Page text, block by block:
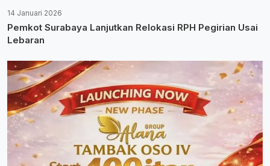
14 Januari 2026
Pemkot Surabaya Lanjutkan Relokasi RPH Pegirian Usai
Lebaran